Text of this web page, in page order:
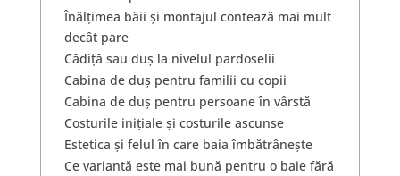
Înălțimea băii și montajul contează mai mult
decât pare
Cădiță sau duș la nivelul pardoselii
Cabina de duș pentru familii cu copii
Cabina de duș pentru persoane în vârstă
Costurile inițiale și costurile ascunse
Estetica și felul în care baia îmbătrânește
Ce variantă este mai bună pentru o baie fără